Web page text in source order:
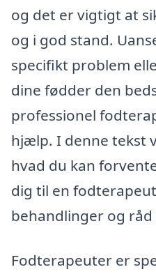
og det er vigtigt at
og i god stand.
specifikt problem
dine fødder den
professionel
hjælp. I denne tekst
hvad du kan
dig til en
behandlinger og
Fodterapeuter er